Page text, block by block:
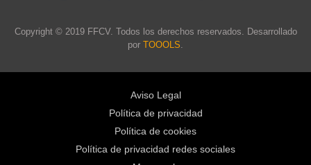
Copyright © 2019 FFCV. Todos los derechos reservados. Desarrollado
por TOOOLS.
Aviso Legal
Política de privacidad
Política de cookies
Política de privacidad redes sociales